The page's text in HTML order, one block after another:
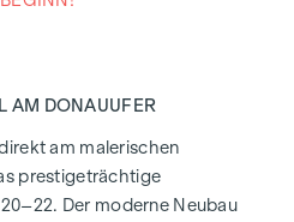
AM DONAUUFER
am malerischen
prestigeträchtige
Der moderne Neubau